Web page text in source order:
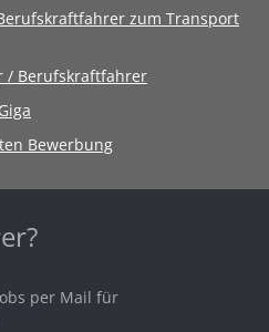
zum Transport
/ Berufskraftfahrer
Bewerbung
per Mail für